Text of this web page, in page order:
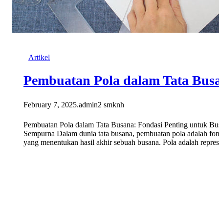
Artikel
Pembuatan Pola dalam Tata
February 7, 2025.admin2 smknh
Pembuatan Pola dalam Tata Busana: Fondasi Penting untuk
Sempurna Dalam dunia tata busana, pembuatan pola adalah
yang menentukan hasil akhir sebuah busana. Pola adalah